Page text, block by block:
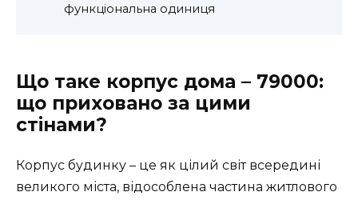
функціональна одиниця
Що таке корпус дома – 79000:
що приховано за цими
стінами?
Корпус будинку – це як цілий світ всередині
великого міста, відособлена частина житлового